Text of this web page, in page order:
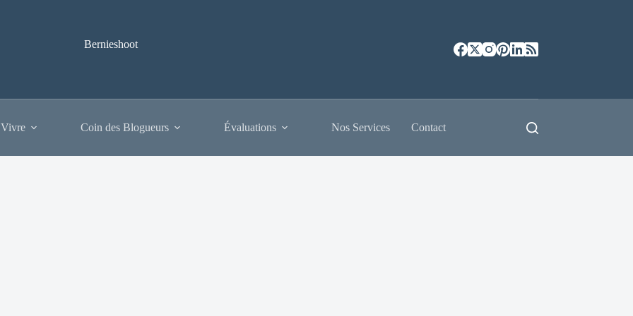
Bernieshoot
Coin des Blogueurs Évaluations Nos Services Contact